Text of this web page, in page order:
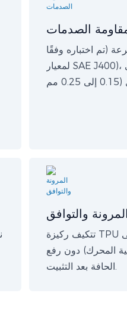
الصدمات
(تم اختباره وفقًا
لمعيار SAE J400)، مع سمك قياسي يتراوح بين 6 إلى
المرونة والتوافق
تتكيف ركيزة TPU بسلاسة مع الخطوط المعقدة (على
المحرك) دون رفع
الحافة بعد التثبيت.